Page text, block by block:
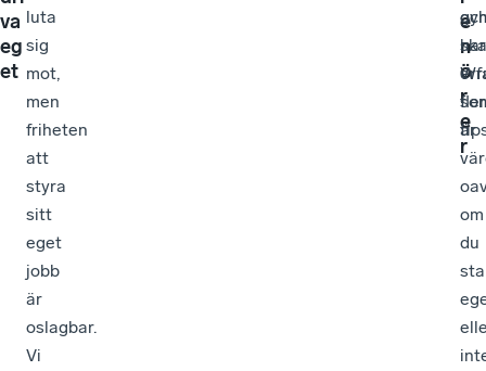
va
eg
et
luta
sig
mot,
men
friheten
att
styra
sitt
eget
jobb
är
oslagbar.
Vi
e
n
ö
r
e
r
har
är
om
du